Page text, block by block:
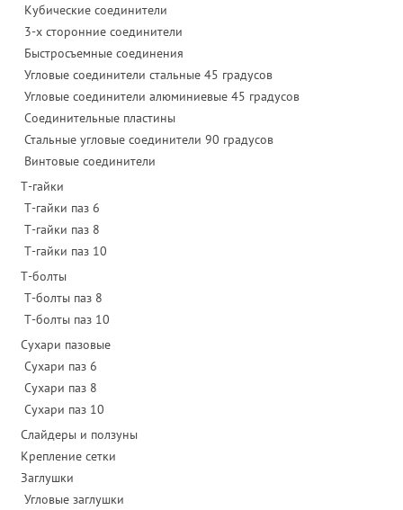
Кубические соединители
3-х сторонние соединители
Быстросъемные соединения
Угловые соединители стальные 45 градусов
Угловые соединители алюминиевые 45 градусов
Соединительные пластины
Стальные угловые соединители 90 градусов
Винтовые соединители
Т-гайки
Т-гайки паз 6
Т-гайки паз 8
Т-гайки паз 10
Т-болты
Т-болты паз 8
Т-болты паз 10
Сухари пазовые
Сухари паз 6
Сухари паз 8
Сухари паз 10
Слайдеры и ползуны
Крепление сетки
Заглушки
Угловые заглушки